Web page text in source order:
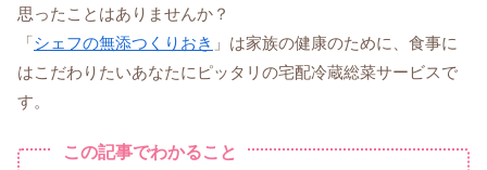
思ったことはありませんか？
「シェフの無添つくりおき 」は家族の健康のために、食事に
はこだわりたいあなたにピッタリの宅配冷蔵総菜サービスで
す。
この記事でわかること